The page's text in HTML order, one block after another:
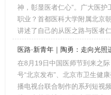
神，彰显医者仁心”。广大医
职业？首都医科大学附属北京
讲述了自己的从医之路与医者仁
医路·新青年｜陶勇：走向光照
在8月19日中国医师节到来之
号“北京发布”、北京市卫生健
播电视台联合制作的系列短视